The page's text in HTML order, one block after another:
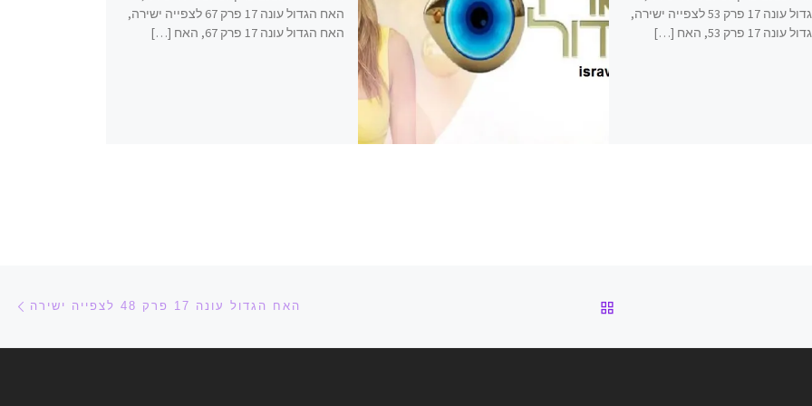
האח הגדול עונה 17 פרק 67 לצפייה ישירה,
האח הגדול עונה 17 פרק 67, האח […]
האח הגדול עונה 17 פרק 53 לצפייה ישירה,
17 פרק 53, האח […]
חזרה לרשימת הפוסטים האח הגדול עונה 17 פרק 48 לצפייה ישירה